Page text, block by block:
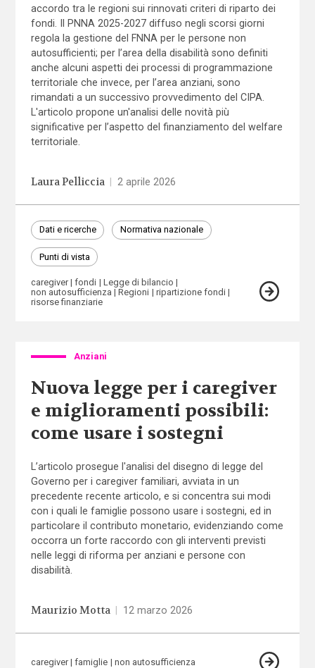
accordo tra le regioni sui rinnovati criteri di riparto dei
fondi. Il PNNA 2025-2027 diffuso negli scorsi giorni
regola la gestione del FNNA per le persone non
autosufficienti; per l’area della disabilità sono definiti
anche alcuni aspetti dei processi di programmazione
territoriale che invece, per l’area anziani, sono
rimandati a un successivo provvedimento del CIPA.
L'articolo propone un'analisi delle novità più
significative per l’aspetto del finanziamento del welfare
territoriale.
Laura Pelliccia 2 aprile 2026
Dati e ricerche Normativa nazionale
Punti di vista
caregiver fondi
Legge di bilancio
non autosufficienza
Regioni
ripartizione fondi
risorse finanziarie
Anziani
Nuova legge per i caregiver
e miglioramenti possibili:
come usare i sostegni
L’articolo prosegue l'analisi del disegno di legge del
Governo per i caregiver familiari, avviata in un
precedente recente articolo, e si concentra sui modi
con i quali le famiglie possono usare i sostegni, ed in
particolare il contributo monetario, evidenziando come
occorra un forte raccordo con gli interventi previsti
nelle leggi di riforma per anziani e persone con
disabilità.
Maurizio Motta 12 marzo 2026
caregiver famiglie non autosufficienza